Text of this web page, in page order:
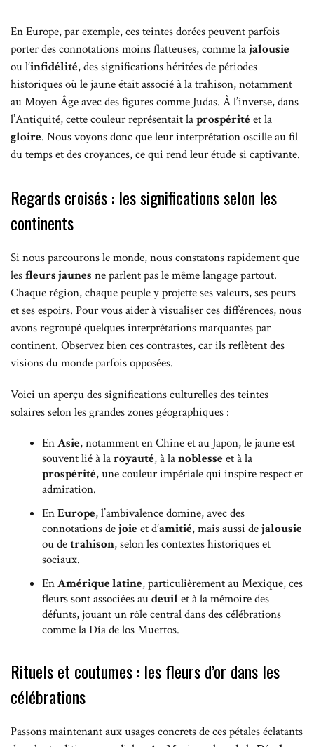
En Europe, par exemple, ces teintes dorées peuvent parfois
porter des connotations moins flatteuses, comme lajalousie
ou l’infidélité, des significations héritées de périodes
historiques où le jaune était associé à la trahison, notamment
au Moyen Âge avec des figures comme Judas. À l’inverse, dans
l’Antiquité, cette couleur représentait laprospéritéet la
gloire. Nous voyons donc que leur interprétation oscille au fil
du temps et des croyances, ce qui rend leur étude si captivante.
Regards croisés : les significations selon les
continents
Si nous parcourons le monde, nous constatons rapidement que
lesfleurs jaunes ne parlent pas le même langage partout.
Chaque région, chaque peuple y projette ses valeurs, ses peurs
et ses espoirs. Pour vous aider à visualiser ces différences, nous
avons regroupé quelques interprétations marquantes par
continent. Observez bien ces contrastes, car ils reflètent des
visions du monde parfois opposées.
Voici un aperçu des significations culturelles des teintes
solaires selon les grandes zones géographiques :
EnAsie, notamment en Chine et au Japon, le jaune est
souvent lié à laroyauté, à lanoblesseet à la
prospérité, une couleur impériale qui inspire respect et
admiration.
EnEurope, l’ambivalence domine, avec des
connotations dejoieet d’amitié, mais aussi dejalousie
ou detrahison, selon les contextes historiques et
sociaux.
EnAmérique latine, particulièrement au Mexique, ces
fleurs sont associées audeuil et à la mémoire des
défunts, jouant un rôle central dans des célébrations
comme la Día de los Muertos.
Rituels et coutumes : les fleurs d’or dans les
célébrations
Passons maintenant aux usages concrets de ces pétales éclatants